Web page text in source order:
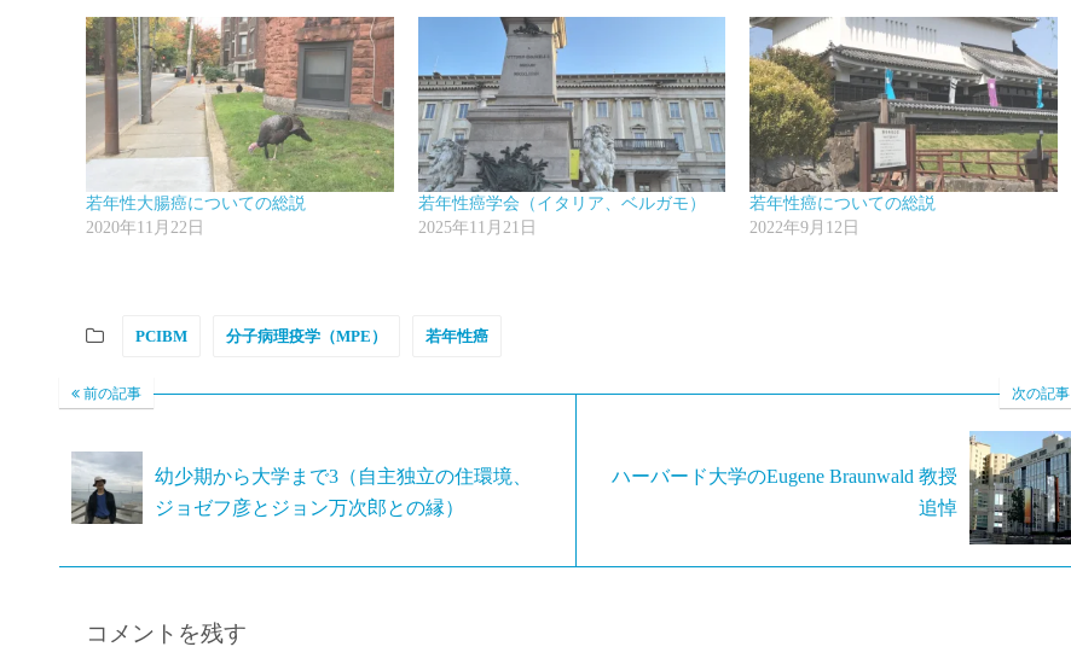
若年性大腸癌についての総説
2020年11月22日
若年性癌学会（イタリア、ベルガモ）
2025年11月21日
若年性癌についての総説
2022年9月12日
PCIBM 分子病理疫学（MPE） 若年性癌
前の記事
幼少期から大学まで3（自主独立の住環境、
ジョゼフ彦とジョン万次郎との縁）
次の記事
ハーバード大学のEugene Braunwald 教授
追悼
コメントを残す